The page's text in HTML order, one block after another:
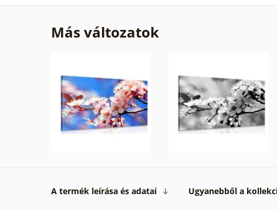
Más változatok
A termék leírása és adatai Ugyanebből a